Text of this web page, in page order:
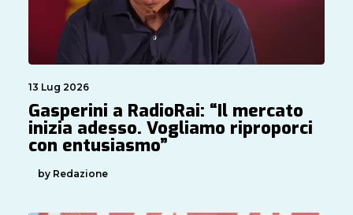
13 Lug 2026
Gasperini a RadioRai: “Il mercato
inizia adesso. Vogliamo riproporci
con entusiasmo”
by Redazione